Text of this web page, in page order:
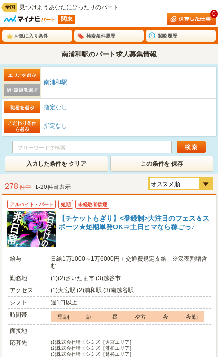
見つけようあなたにぴったりのパート
関東
0
お気に入り条件 検索条件履歴 閲覧履歴
南浦和駅のパート求人募集情報
南浦和駅
指定なし
指定なし
入力した条件を クリア この条件を 保存
278 件中 1-20件目表示
アルバイト・パート 短期 未経験者歓迎
【チケットもぎり】<登録制>大注目のフェス＆ス
ポーツ★短期単発OK⇒土日ヒマなら稼ごっ♪
給与
日給1万1000～1万6000円＋交通費規定支給 ※深夜割増含
む
勤務地
(1)(2)さいたま市 (3)越谷市
アクセス
(1)大宮駅 (2)浦和駅 (3)南越谷駅
シフト
週1日以上
時間帯
早朝 朝 昼 夕方 夜
夜勤
面接地
応募先
(1)株式会社埼玉シミズ［大宮エリア］
(2)株式会社埼玉シミズ［浦和エリア］
(3)株式会社埼玉シミズ［越谷エリア］